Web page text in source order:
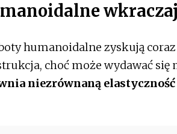
humanoidalne zyskują
choć może wydawać się
niezrównaną